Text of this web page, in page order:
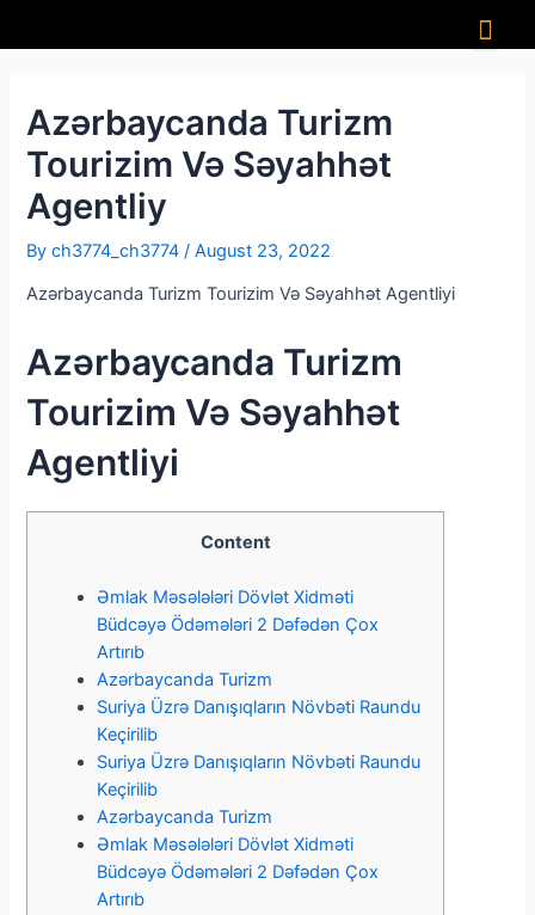
Azərbaycanda Turizm
Tourizim Və Səyahhət
Agentliy
Bych3774_ch3774 /August 23, 2022
Azərbaycanda Turizm Tourizim Və Səyahhət Agentliyi
Azərbaycanda Turizm
Tourizim Və Səyahhət
Agentliyi
Content
Əmlak Məsələləri Dövlət Xidməti
Büdcəyə Ödəmələri 2 Dəfədən Çox
Artırıb
Azərbaycanda Turizm
Suriya Üzrə Danışıqların Növbəti Raundu
Keçirilib
Suriya Üzrə Danışıqların Növbəti Raundu
Keçirilib
Azərbaycanda Turizm
Əmlak Məsələləri Dövlət Xidməti
Büdcəyə Ödəmələri 2 Dəfədən Çox
Artırıb